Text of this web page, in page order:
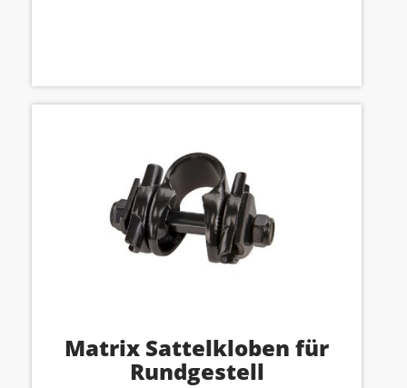
Matrix Sattelkloben für
Rundgestell